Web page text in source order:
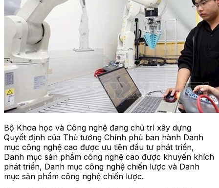
Bộ Khoa học và Công nghệ đang chủ trì xây dựng
Quyết định của Thủ tướng Chính phủ ban hành Danh
mục công nghệ cao được ưu tiên đầu tư phát triển,
Danh mục sản phẩm công nghệ cao được khuyến khích
phát triển, Danh mục công nghệ chiến lược và Danh
mục sản phẩm công nghệ chiến lược.